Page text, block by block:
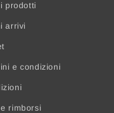
prodotti
arrivi
e condizioni
rimborsi